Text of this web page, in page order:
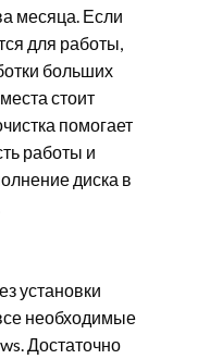
месяца. Если
для работы,
больших
стоит
помогает
работы и
диска в
установки
необходимые
Достаточно